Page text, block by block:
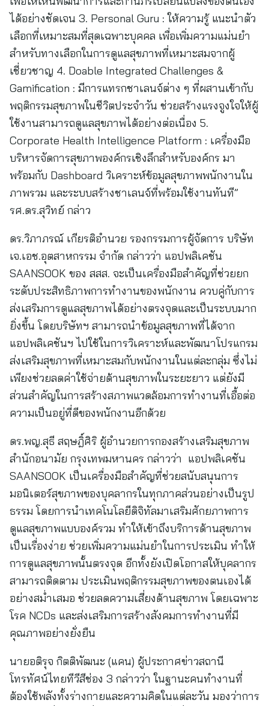
ได้อย่างชัดเจน 3. Personal Guru : ให้ความรู้ แนะนำตัว
เลือกที่เหมาะสมที่สุดเฉพาะบุคคล เพื่อเพิ่มความแม่นยำ
สำหรับทางเลือกในการดูแลสุขภาพที่เหมาะสมจากผู้
เชี่ยวชาญ 4. Doable Integrated Challenges &
Gamification : มีการแทรกชาเลนจ์ต่าง ๆ ที่ผสานเข้ากับ
พฤติกรรมสุขภาพในชีวิตประจำวัน ช่วยสร้างแรงจูงใจให้ผู้
ใช้งานสามารถดูแลสุขภาพได้อย่างต่อเนื่อง 5.
Corporate Health Intelligence Platform : เครื่องมือ
บริหารจัดการสุขภาพองค์กรเชิงลึกสำหรับองค์กร มา
พร้อมกับ Dashboard วิเคราะห์ข้อมูลสุขภาพพนักงานใน
ภาพรวม และระบบสร้างชาเลนจ์ที่พร้อมใช้งานทันที”
รศ.ดร.สุวิทย์ กล่าว
ดร.วิภาภรณ์ เกียรติอำนวย รองกรรมการผู้จัดการ บริษัท
เจ.เอช.อุตสาหกรรม จำกัด กล่าวว่า แอปพลิเคชัน
SAANSOOK ของ สสส. จะเป็นเครื่องมือสำคัญที่ช่วยยก
ระดับประสิทธิภาพการทำงานของพนักงาน ควบคู่กับการ
ส่งเสริมการดูแลสุขภาพได้อย่างตรงจุดและเป็นระบบมาก
ยิ่งขึ้น โดยบริษัทฯ สามารถนำข้อมูลสุขภาพที่ได้จาก
แอปพลิเคชันฯ ไปใช้ในการวิเคราะห์และพัฒนาโปรแกรม
ส่งเสริมสุขภาพที่เหมาะสมกับพนักงานในแต่ละกลุ่ม ซึ่งไม่
เพียงช่วยลดค่าใช้จ่ายด้านสุขภาพในระยะยาว แต่ยังมี
ส่วนสำคัญในการสร้างสภาพแวดล้อมการทำงานที่เอื้อต่อ
ความเป็นอยู่ที่ดีของพนักงานอีกด้วย
ดร.พญ.สุธี สฤษฎิ์ศิริ ผู้อำนวยการกองสร้างเสริมสุขภาพ
สำนักอนามัย กรุงเทพมหานคร กล่าวว่า แอปพลิเคชัน
SAANSOOK เป็นเครื่องมือสำคัญที่ช่วยสนับสนุนการ
มอนิเตอร์สุขภาพของบุคลากรในทุกภาคส่วนอย่างเป็นรูป
ธรรม โดยการนำเทคโนโลยีดิจิทัลมาเสริมศักยภาพการ
ดูแลสุขภาพแบบองค์รวม ทำให้เข้าถึงบริการด้านสุขภาพ
เป็นเรื่องง่าย ช่วยเพิ่มความแม่นยำในการประเมิน ทำให้
การดูแลสุขภาพนั้นตรงจุด อีกทั้งยังเปิดโอกาสให้บุคลากร
สามารถติดตาม ประเมินพฤติกรรมสุขภาพของตนเองได้
อย่างสม่ำเสมอ ช่วยลดความเสี่ยงด้านสุขภาพ โดยเฉพาะ
โรค NCDs และส่งเสริมการสร้างสังคมการทำงานที่มี
คุณภาพอย่างยั่งยืน
นายอติรุจ กิตติพัฒนะ (แคน) ผู้ประกาศข่าวสถานี
โทรทัศน์ไทยทีวีสีช่อง 3 กล่าวว่า ในฐานะคนทำงานที่
ต้องใช้พลังทั้งร่างกายและความคิดในแต่ละวัน มองว่าการ